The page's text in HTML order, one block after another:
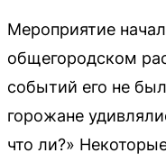
Мероприятие
общегородском
событий его не
горожане
что ли?»